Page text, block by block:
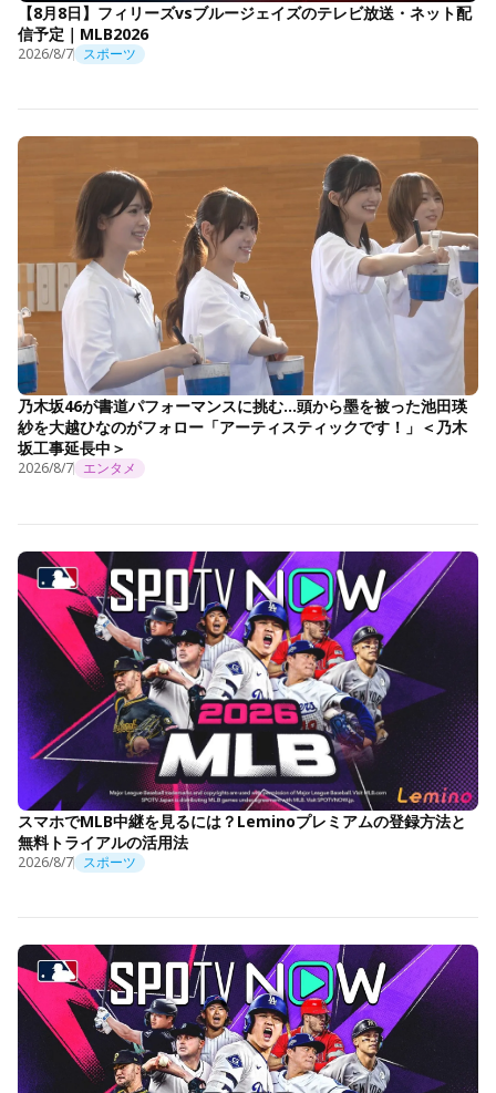
【8月8日】フィリーズvsブルージェイズのテレビ放送・ネット配
信予定｜MLB2026
2026/8/7 スポーツ
乃木坂46が書道パフォーマンスに挑む…頭から墨を被った池田瑛
紗を大越ひなのがフォロー「アーティスティックです！」＜乃木
坂工事延長中＞
2026/8/7 エンタメ
スマホでMLB中継を見るには？Leminoプレミアムの登録方法と
無料トライアルの活用法
2026/8/7 スポーツ